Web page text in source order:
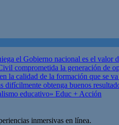
el Gobierno nacional es el valor
comprometida la generación de
la calidad de la formación que se
obtenga buenos
educativo» Educ + Acción
inmersivas en línea.